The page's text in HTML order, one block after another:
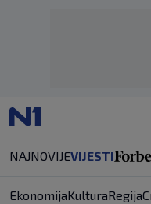
NAJNOVIJEVIJESTI
EkonomijaKulturaRegija